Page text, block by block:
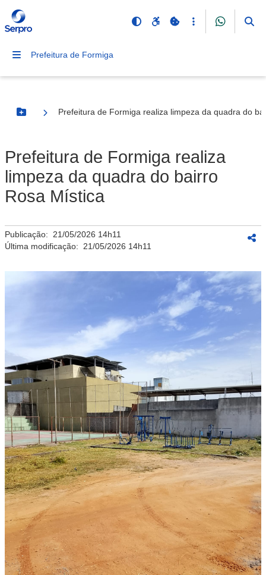
Prefeitura de Formiga
Botão Menu
Prefeitura de Formiga realiza limpeza da quadra do
Prefeitura de Formiga realiza
limpeza da quadra do bairro
Rosa Mística
Publicação: 21/05/2026 14h11
Última modificação: 21/05/2026 14h11